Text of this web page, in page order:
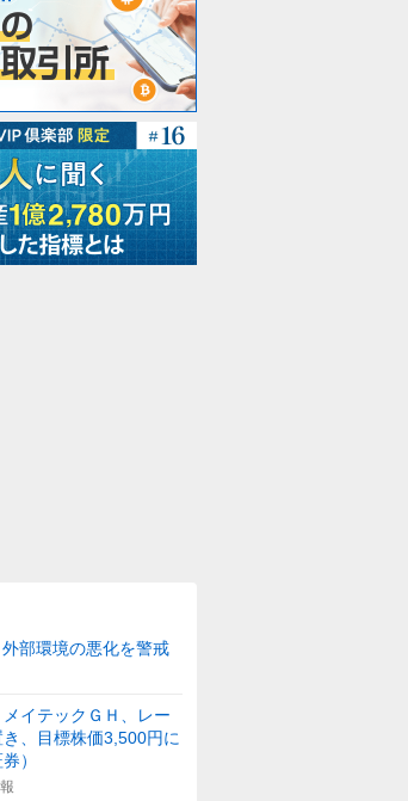
部環境の悪化を警戒
メイテックＧＨ、レー
、目標株価3,500円に
）